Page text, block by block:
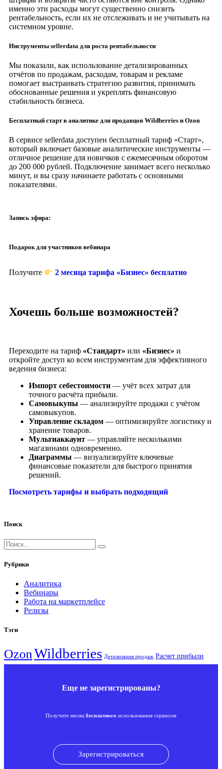
именно эти расходы могут существенно снизить
рентабельность, если их не отслеживать и не учитывать на
системном уровне.
Инструменты sellerdata для роста рентабельности
Мы показали, как использование детализированных
отчётов по продажам, расходам, товарам и рекламе
помогает выстраивать стратегию развития, принимать
обоснованные решения и укреплять финансовую
стабильность бизнеса.
Бесплатный старт в аналитике для продавцов Wildberries и Ozon
В сервисе sellerdata доступен бесплатный тариф «Старт»,
который включает базовые аналитические инструменты —
отличное решение для новичков с ежемесячным оборотом
до 200 000 рублей. Подключение занимает всего несколько
минут, и вы сразу начинаете работать с основными
показателями.
Запись эфира:
Подарок для участников вебинара
Получите 2 месяца тарифа «Бизнес» бесплатно
Хочешь больше возможностей?
Переходите на тариф «Стандарт» или «Бизнес» и
откройте доступ ко всем инструментам для эффективного
ведения бизнеса:
Импорт себестоимости — учёт всех затрат для
точного расчёта прибыли.
Самовыкупы — анализируйте продажи с учётом
самовыкупов.
Управление складом — оптимизируйте логистику и
хранение товаров.
Мультиаккаунт — управляйте несколькими
магазинами одновременно.
Диаграммы — визуализируйте ключевые
финансовые показатели для быстрого принятия
решений.
Посмотреть тарифы и выбрать подходящий
Поиск
Рубрики
Аналитика
Вебинары
Работа на маркетплейсе
Релизы
Тэги
OzonWildberries Детализация продаж Расчет прибыли
Еще не зарегистрированы?
Получите месяц бесплатного использования сервисом
Зарегистрироваться